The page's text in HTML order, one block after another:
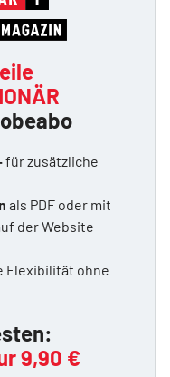
für zusätzliche
als PDF oder mit
der Website
Flexibilität ohne
9,90 €